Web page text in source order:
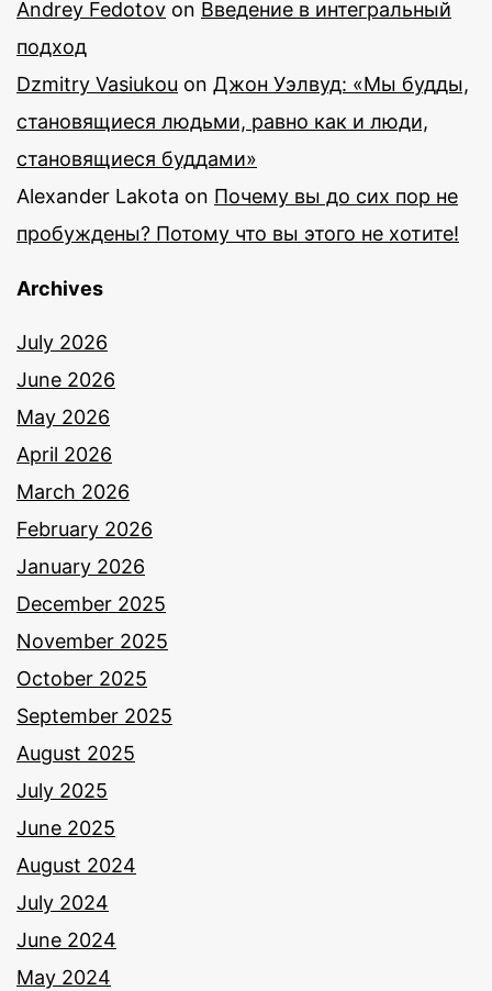
Andrey Fedotov on Введение в интегральный
подход
Dzmitry Vasiukou on Джон Уэлвуд: «Мы будды,
становящиеся людьми, равно как и люди,
становящиеся буддами»
Alexander Lakota on Почему вы до сих пор не
пробуждены? Потому что вы этого не хотите!
Archives
July 2026
June 2026
May 2026
April 2026
March 2026
February 2026
January 2026
December 2025
November 2025
October 2025
September 2025
August 2025
July 2025
June 2025
August 2024
July 2024
June 2024
May 2024